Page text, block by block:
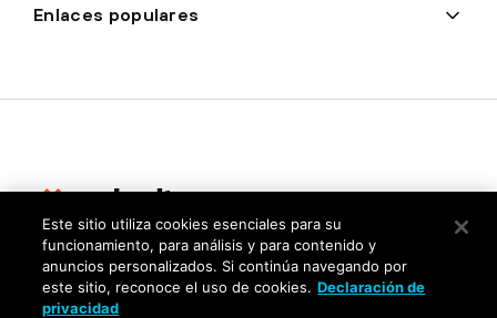
Enlaces populares
Privacidad
Centro de confianza
Este sitio utiliza cookies esenciales para su
funcionamiento, para análisis y para contenido y
anuncios personalizados. Si continúa navegando por
este sitio, reconoce el uso de cookies. Declaración de
privacidad